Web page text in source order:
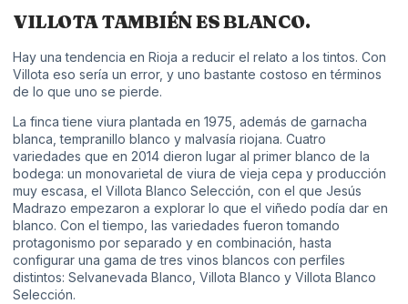
VILLOTA TAMBIÉN ES BLANCO.
Hay una tendencia en Rioja a reducir el relato a los tintos. Con
Villota eso sería un error, y uno bastante costoso en términos
de lo que uno se pierde.
La finca tiene viura plantada en 1975, además de garnacha
blanca, tempranillo blanco y malvasía riojana. Cuatro
variedades que en 2014 dieron lugar al primer blanco de la
bodega: un monovarietal de viura de vieja cepa y producción
muy escasa, el Villota Blanco Selección, con el que Jesús
Madrazo empezaron a explorar lo que el viñedo podía dar en
blanco. Con el tiempo, las variedades fueron tomando
protagonismo por separado y en combinación, hasta
configurar una gama de tres vinos blancos con perfiles
distintos: Selvanevada Blanco, Villota Blanco y Villota Blanco
Selección.